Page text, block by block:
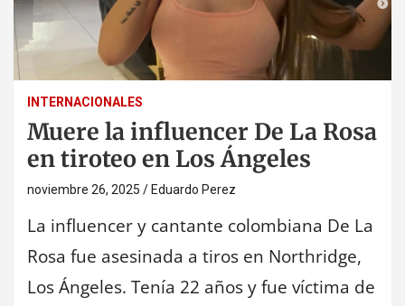
INTERNACIONALES
Muere la influencer De La Rosa
en tiroteo en Los Ángeles
noviembre 26, 2025 Eduardo Perez
La influencer y cantante colombiana De La
Rosa fue asesinada a tiros en Northridge,
Los Ángeles. Tenía 22 años y fue víctima de